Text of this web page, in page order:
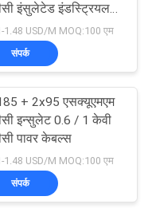
इंसुलेटेड इंडस्ट्रियल
1.48 USD/M MOQ:100 एम
संपर्क
+ 2x95 एसक्यूएमएम
इन्सुलेट 0.6 / 1 केवी
पावर केबल्स
1.48 USD/M MOQ:100 एम
संपर्क